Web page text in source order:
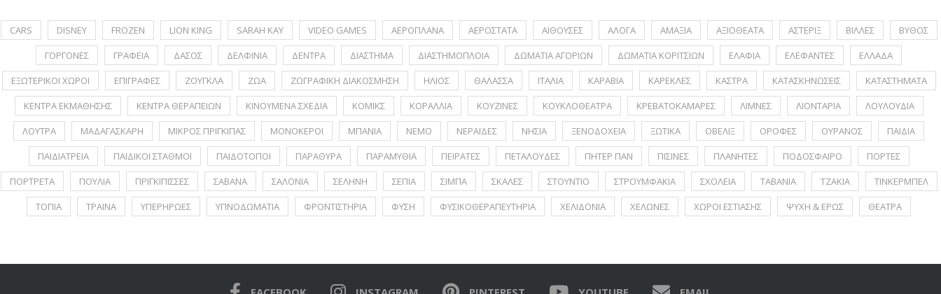
CARS DISNEY FROZEN LION KING SARAH KAY VIDEO GAMES ΑΕΡΟΠΛΑΝΑ ΑΕΡΟΣΤΑΤΑ ΑΙΘΟΥΣΕΣ ΑΛΟΓΑ ΑΜΑΞΙΑ ΑΞΙΟΘΕΑΤΑ ΑΣΤΕΡΙΞ ΒΙΛΛΕΣ
ΒΥΘΟΣ
ΓΟΡΓΟΝΕΣ
ΓΡΑΦΕΙΑ ΔΑΣΟΣ ΔΕΛΦΙΝΙΑ ΔΕΝΤΡΑ ΔΙΑΣΤΗΜΑ ΔΙΑΣΤΗΜΟΠΛΟΙΑ ΔΩΜΑΤΙΑ ΑΓΟΡΙΩΝ ΔΩΜΑΤΙΑ ΚΟΡΙΤΣΙΩΝ ΕΛΑΦΙΑ ΕΛΕΦΑΝΤΕΣ
ΕΛΛΑΔΑ
ΕΞΩΤΕΡΙΚΟΙ ΧΩΡΟΙ
ΕΠΙΓΡΑΦΕΣ ΖΟΥΓΚΛΑ ΖΩΑ ΖΩΓΡΑΦΙΚΗ ΔΙΑΚΟΣΜΗΣΗ ΗΛΙΟΣ ΘΑΛΑΣΣΑ ΙΤΑΛΙΑ ΚΑΡΑΒΙΑ ΚΑΡΕΚΛΕΣ ΚΑΣΤΡΑ ΚΑΤΑΣΚΗΝΩΣΕΙΣ
ΚΑΤΑΣΤΗΜΑΤΑ
ΚΕΝΤΡΑ ΕΚΜΑΘΗΣΗΣ
ΚΕΝΤΡΑ ΘΕΡΑΠΕΙΩΝ ΚΙΝΟΥΜΕΝΑ ΣΧΕΔΙΑ ΚΟΜΙΚΣ ΚΟΡΑΛΛΙΑ ΚΟΥΖΙΝΕΣ ΚΟΥΚΛΟΘΕΑΤΡΑ ΚΡΕΒΑΤΟΚΑΜΑΡΕΣ ΛΙΜΝΕΣ ΛΙΟΝΤΑΡΙΑ
ΛΟΥΛΟΥΔΙΑ
ΛΟΥΤΡΑ
ΜΑΔΑΓΑΣΚΑΡΗ ΜΙΚΡΟΣ ΠΡΙΓΚΙΠΑΣ ΜΟΝΟΚΕΡΟΙ ΜΠΑΝΙΑ ΝΕΜΟ ΝΕΡΑΪΔΕΣ ΝΗΣΙΑ ΞΕΝΟΔΟΧΕΙΑ ΞΩΤΙΚΑ ΟΒΕΛΙΞ ΟΡΟΦΕΣ ΟΥΡΑΝΟΣ
ΠΑΙΔΙΑ
ΠΑΙΔΙΑΤΡΕΙΑ
ΠΑΙΔΙΚΟΙ ΣΤΑΘΜΟΙ ΠΑΙΔΟΤΟΠΟΙ ΠΑΡΑΘΥΡΑ ΠΑΡΑΜΥΘΙΑ ΠΕΙΡΑΤΕΣ ΠΕΤΑΛΟΥΔΕΣ ΠΗΤΕΡ ΠΑΝ ΠΙΣΙΝΕΣ ΠΛΑΝΗΤΕΣ ΠΟΔΟΣΦΑΙΡΟ
ΠΟΡΤΕΣ
ΠΟΡΤΡΕΤA
ΠΟΥΛΙΑ ΠΡΙΓΚΙΠΙΣΣΕΣ ΣΑΒΑΝΑ ΣΑΛΟΝΙΑ ΣΕΛΗΝΗ ΣΕΠΙΑ ΣΙΜΠΑ ΣΚΑΛΕΣ ΣΤΟΥΝΤΙΟ ΣΤΡΟΥΜΦΑΚΙΑ ΣΧΟΛΕΙΑ ΤΑΒΑΝΙΑ ΤΖΑΚΙΑ
ΤΙΝΚΕΡΜΠΕΛ
ΤΟΠΙΑ
ΤΡΑΙΝΑ ΥΠΕΡΗΡΩΕΣ ΥΠΝΟΔΩΜΑΤΙΑ ΦΡΟΝΤΙΣΤΗΡΙΑ ΦΥΣΗ ΦΥΣΙΚΟΘΕΡΑΠΕΥΤΗΡΙΑ ΧΕΛΙΔΟΝΙΑ ΧΕΛΩΝΕΣ ΧΩΡΟΙ ΕΣΤΙΑΣΗΣ ΨΥΧΗ & ΕΡΩΣ ΘΕΑΤΡΑ